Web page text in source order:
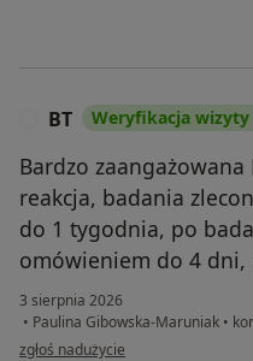
BT Weryfikacja wizyty
Bardzo
reakcja, badania
do 1 tygodnia, po
omówieniem do 4 dni,
3 sierpnia 2026
• Paulina Gibowska-Maruniak •
w opinii użytkownika BT
zgłoś nadużycie